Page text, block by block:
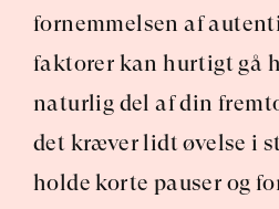
fornemmelsen af
faktorer kan hurtigt gå
naturlig del af din
det kræver lidt øvelse i
holde korte pauser og